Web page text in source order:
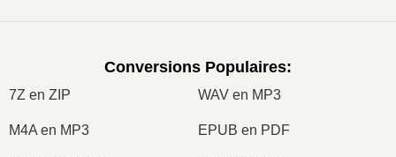
Conversions Populaires:
7Z en ZIP WAV en MP3
M4A en MP3 EPUB en PDF